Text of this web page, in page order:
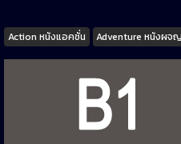
Tags
Action หนังแอคชั่น Adventure หนังผจ